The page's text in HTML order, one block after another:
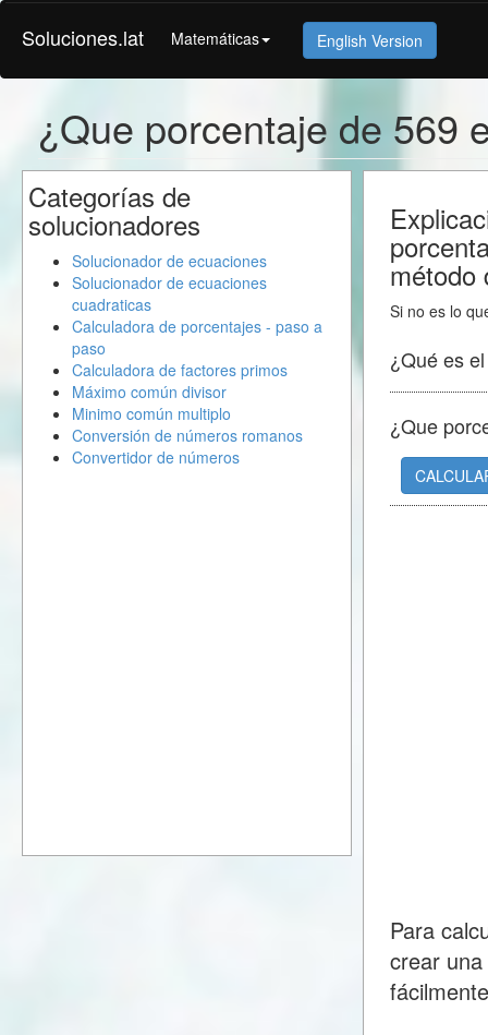
Soluciones.lat Matemáticas English Version
¿Que porcentaje de 569
método
Si no es lo
¿Qué es
¿Que
Para
crear
Categorías de
solucionadores
Solucionador de ecuaciones
Solucionador de ecuaciones
cuadraticas
Calculadora de porcentajes - paso a
paso
Calculadora de factores primos
Máximo común divisor
Minimo común multiplo
Conversión de números romanos
Convertidor de números